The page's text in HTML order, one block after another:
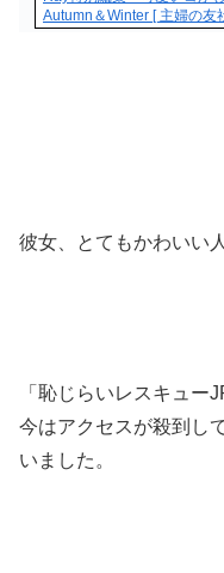
Autumn＆Winter [ 主婦の友
彼女、とてもかわいい
「恥じらいレスキュー
今はアクセスが殺到し
いました。